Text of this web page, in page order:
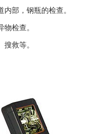
部，钢瓶的检查。
检查。
救等。